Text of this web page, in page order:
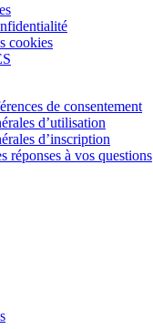
cookies
de consentement
d’utilisation
d’inscription
réponses à vos questions